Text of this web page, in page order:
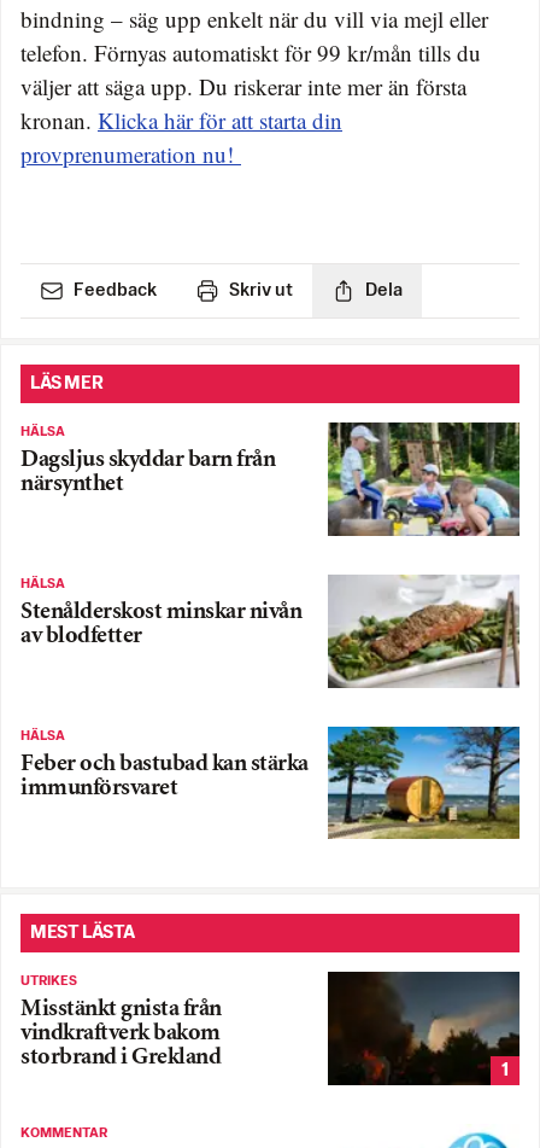
bindning – säg upp enkelt när du vill via mejl eller
telefon. Förnyas automatiskt för 99 kr/mån tills du
väljer att säga upp. Du riskerar inte mer än första
kronan. Klicka här för att starta din
provprenumeration nu!
Feedback Skriv ut Dela
LÄS MER
HÄLSA
Dagsljus skyddar barn från
närsynthet
HÄLSA
Stenålderskost minskar nivån
av blodfetter
HÄLSA
Feber och bastubad kan stärka
immunförsvaret
MEST LÄSTA
UTRIKES
Misstänkt gnista från
vindkraftverk bakom
storbrand i Grekland
1
KOMMENTAR